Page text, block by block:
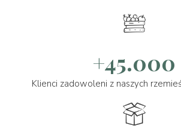
+45.000
Klienci zadowoleni z naszych